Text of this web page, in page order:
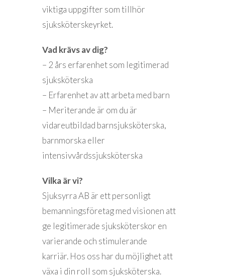
viktiga uppgifter som tillhör
sjuksköterskeyrket.
Vad krävs av dig?
– 2 års erfarenhet som legitimerad
sjuksköterska
– Erfarenhet av att arbeta med barn
– Meriterande är om du är
vidareutbildad barnsjuksköterska,
barnmorska eller
intensivvårdssjuksköterska
Vilka är vi?
Sjuksyrra AB är ett personligt
bemanningsföretag med visionen att
ge legitimerade sjuksköterskor en
varierande och stimulerande
karriär. Hos oss har du möjlighet att
växa i din roll som sjuksköterska.